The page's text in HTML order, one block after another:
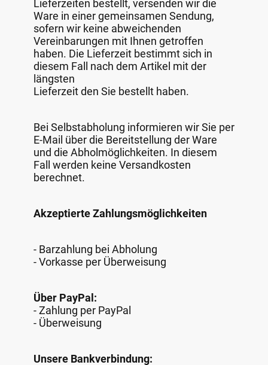
Lieferzeiten bestellt, versenden wir die
Ware in einer gemeinsamen Sendung,
sofern wir keine abweichenden
Vereinbarungen mit Ihnen getroffen
haben. Die Lieferzeit bestimmt sich in
diesem Fall nach dem Artikel mit der
längsten
Lieferzeit den Sie bestellt haben.
Bei Selbstabholung informieren wir Sie per
E-Mail über die Bereitstellung der Ware
und die Abholmöglichkeiten. In diesem
Fall werden keine Versandkosten
berechnet.
Akzeptierte Zahlungsmöglichkeiten
- Barzahlung bei Abholung
- Vorkasse per Überweisung
Über PayPal:
- Zahlung per PayPal
- Überweisung
Unsere Bankverbindung: